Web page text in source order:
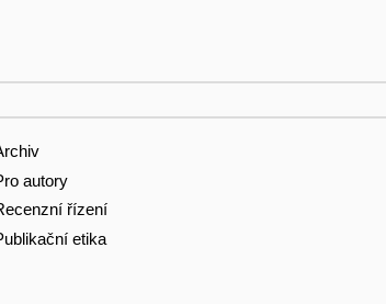
autory
řízení
etika